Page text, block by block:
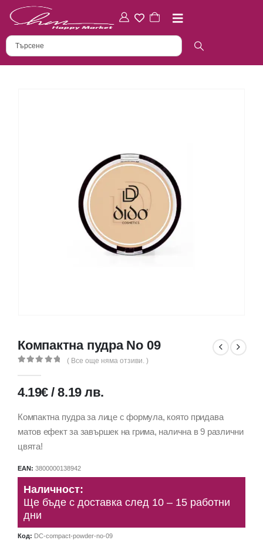
Компактна пудра No 09
( Все още няма отзиви. )
4.19€ /8.19лв.
Компактна пудра за лице с формула, която придава
матов ефект за завършек на грима, налична в 9 различни
цвята!
EAN: 3800000138942
Наличност:
Ще бъде с доставка след 10 – 15 работни
дни
Код: DC-compact-powder-no-09